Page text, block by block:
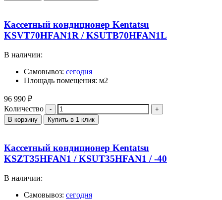
Кассетный кондиционер Kentatsu
KSVT70HFAN1R / KSUTB70HFAN1L
В наличии:
Самовывоз: сегодня
Площадь помещения: м2
96 990 ₽
Количество
В корзину Купить в 1 клик
Кассетный кондиционер Kentatsu
KSZT35HFAN1 / KSUT35HFAN1 / -40
В наличии:
Самовывоз: сегодня